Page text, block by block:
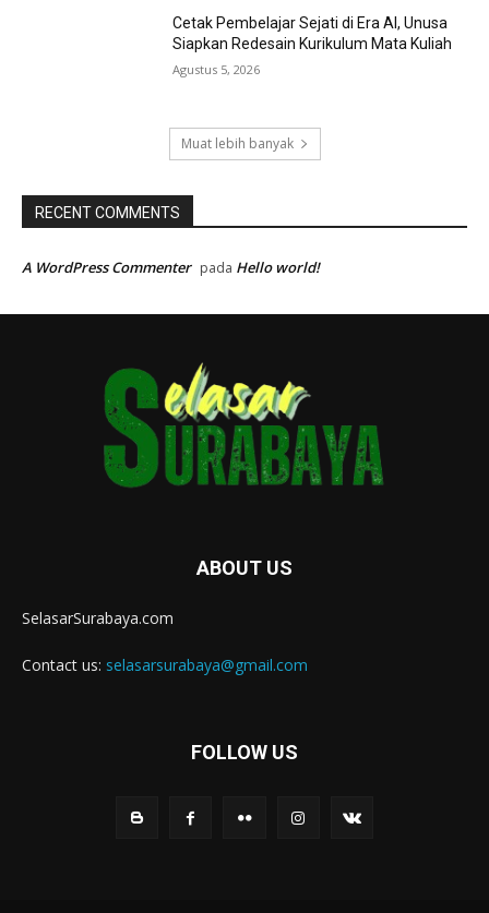
Cetak Pembelajar Sejati di Era AI, Unusa
Siapkan Redesain Kurikulum Mata Kuliah
Agustus 5, 2026
Muat lebih banyak
RECENT COMMENTS
A WordPress Commenter pada Hello world!
ABOUT US
SelasarSurabaya.com
Contact us: selasarsurabaya@gmail.com
FOLLOW US